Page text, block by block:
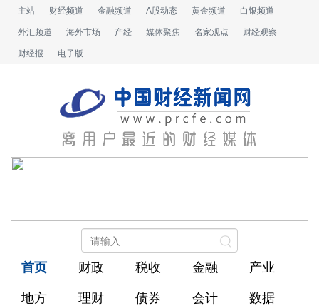
主站 财经频道 金融频道 A股动态 黄金频道 白银频道
外汇频道 海外市场 产经 媒体聚焦 名家观点 财经观察
财经报 电子版
首页 财政 税收 金融 产业
地方 理财 债券 会计 数据